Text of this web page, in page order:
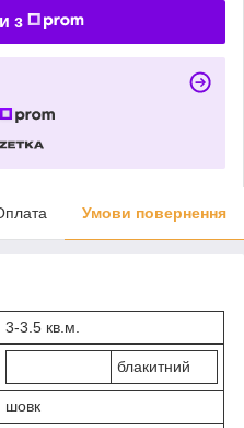
з
Умови повернення
3-3.5 кв.м.
блакитний
шовк